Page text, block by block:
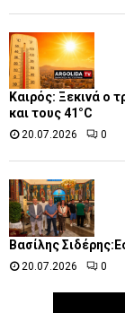
Καιρός: Ξεκινά ο
και τους 41°C
20.07.2026 0
Βασίλης
20.07.2026 0